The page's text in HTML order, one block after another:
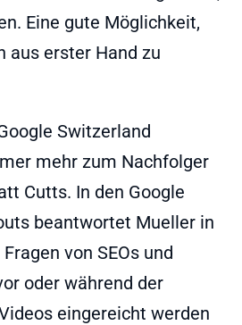
Eine gute Möglichkeit,
aus erster Hand zu
Switzerland
mehr zum Nachfolger
Cutts. In den Google
beantwortet Mueller in
von SEOs und
oder während der
eingereicht werden